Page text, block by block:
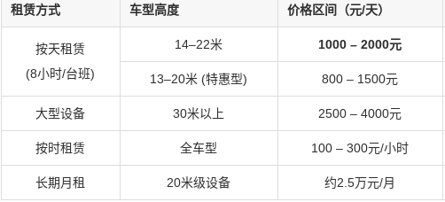
租赁方式 车型高度 价格区间（元/天）
按天租赁
(8小时/台班)
14–22米 1000 – 2000元
13–20米 (特惠型) 800 – 1500元
大型设备 30米以上 2500 – 4000元
按时租赁 全车型 100 – 300元/小时
长期月租 20米级设备 约2.5万元/月